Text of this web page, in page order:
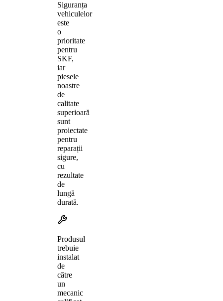
Siguranța
vehiculelor
este
o
prioritate
pentru
SKF,
iar
piesele
noastre
de
calitate
superioară
sunt
proiectate
pentru
reparații
sigure,
cu
rezultate
de
lungă
durată.
Produsul
trebuie
instalat
de
către
un
mecanic